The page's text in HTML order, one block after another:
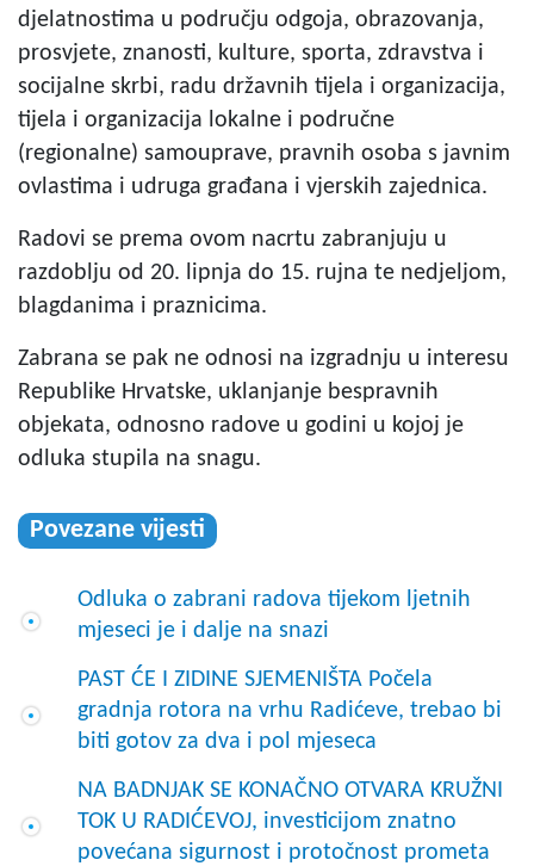
djelatnostima u području odgoja, obrazovanja,
prosvjete, znanosti, kulture, sporta, zdravstva i
socijalne skrbi, radu državnih tijela i organizacija,
tijela i organizacija lokalne i područne
(regionalne) samouprave, pravnih osoba s javnim
ovlastima i udruga građana i vjerskih zajednica.
Radovi se prema ovom nacrtu zabranjuju u
razdoblju od 20. lipnja do 15. rujna te nedjeljom,
blagdanima i praznicima.
Zabrana se pak ne odnosi na izgradnju u interesu
Republike Hrvatske, uklanjanje bespravnih
objekata, odnosno radove u godini u kojoj je
odluka stupila na snagu.
Povezane vijesti
Odluka o zabrani radova tijekom ljetnih
mjeseci je i dalje na snazi
PAST ĆE I ZIDINE SJEMENIŠTA Počela
gradnja rotora na vrhu Radićeve, trebao bi
biti gotov za dva i pol mjeseca
NA BADNJAK SE KONAČNO OTVARA KRUŽNI
TOK U RADIĆEVOJ, investicijom znatno
povećana sigurnost i protočnost prometa